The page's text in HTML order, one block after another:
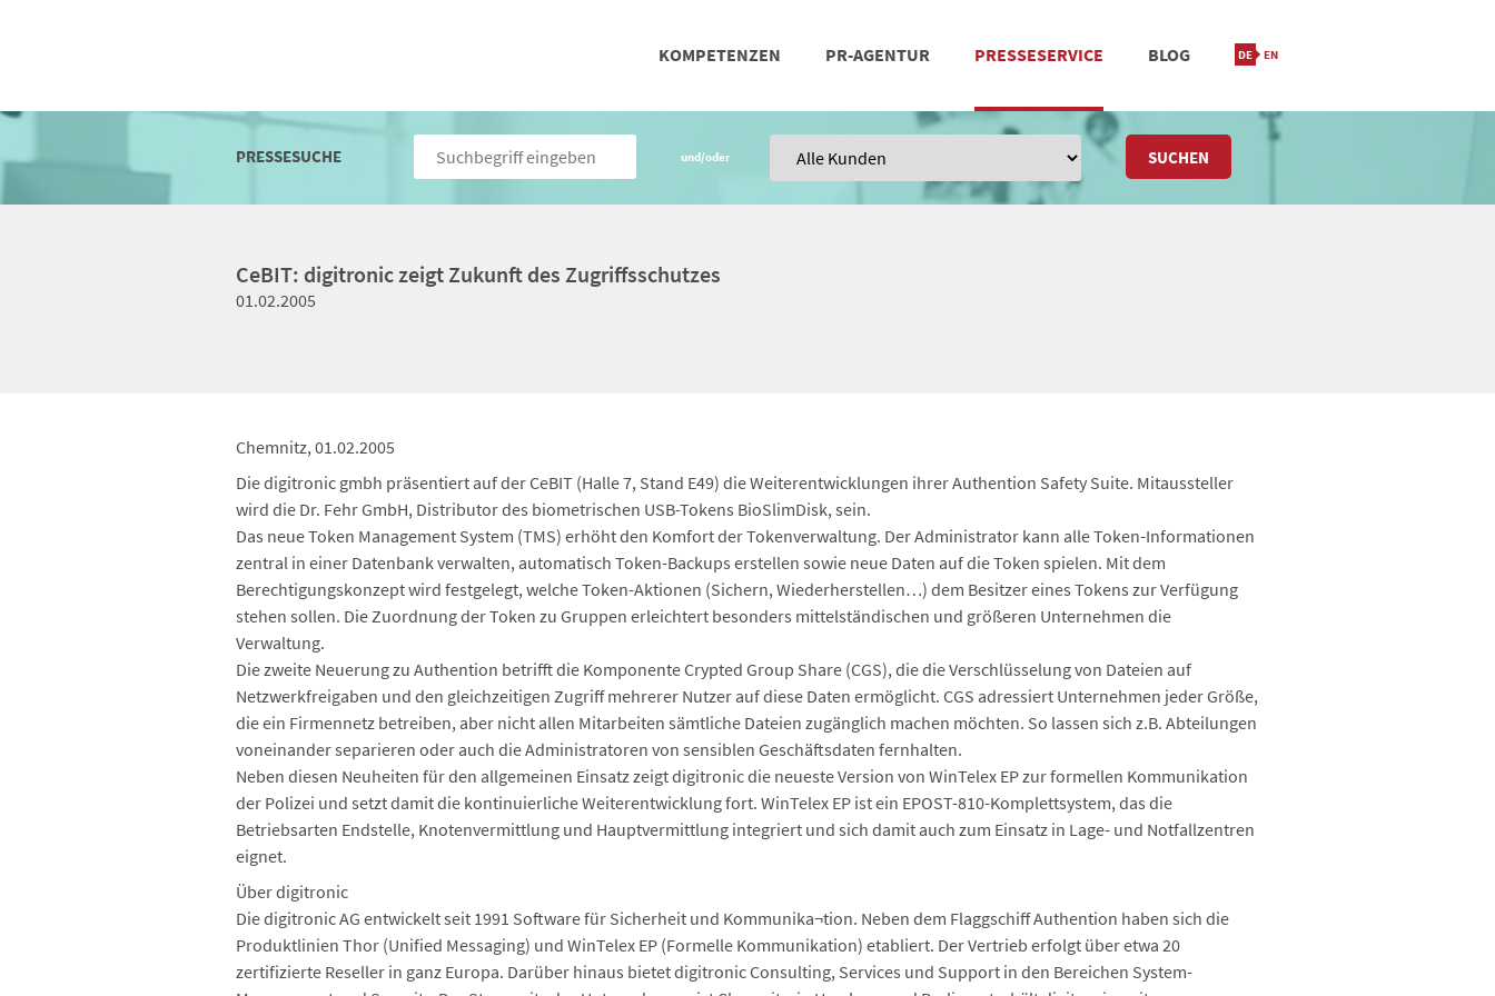
KOMPETENZEN PR-AGENTUR
STANDORT & KONTAKT
PRESSESERVICE BLOG
PRESSESUCHE und/oder SUCHEN
CeBIT: digitronic zeigt Zukunft des Zugriffsschutzes
01.02.2005
Chemnitz, 01.02.2005
Die digitronic gmbh präsentiert auf der CeBIT (Halle 7, Stand E49) die Weiterentwicklungen ihrer Authention Safety Suite. Mitaussteller
wird die Dr. Fehr GmbH, Distributor des biometrischen USB-Tokens BioSlimDisk, sein.
Das neue Token Management System (TMS) erhöht den Komfort der Tokenverwaltung. Der Administrator kann alle Token-Informationen
zentral in einer Datenbank verwalten, automatisch Token-Backups erstellen sowie neue Daten auf die Token spielen. Mit dem
Berechtigungskonzept wird festgelegt, welche Token-Aktionen (Sichern, Wiederherstellen…) dem Besitzer eines Tokens zur Verfügung
stehen sollen. Die Zuordnung der Token zu Gruppen erleichtert besonders mittelständischen und größeren Unternehmen die
Verwaltung.
Die zweite Neuerung zu Authention betrifft die Komponente Crypted Group Share (CGS), die die Verschlüsselung von Dateien auf
Netzwerkfreigaben und den gleichzeitigen Zugriff mehrerer Nutzer auf diese Daten ermöglicht. CGS adressiert Unternehmen jeder Größe,
die ein Firmennetz betreiben, aber nicht allen Mitarbeiten sämtliche Dateien zugänglich machen möchten. So lassen sich z.B. Abteilungen
voneinander separieren oder auch die Administratoren von sensiblen Geschäftsdaten fernhalten.
Neben diesen Neuheiten für den allgemeinen Einsatz zeigt digitronic die neueste Version von WinTelex EP zur formellen Kommunikation
der Polizei und setzt damit die kontinuierliche Weiterentwicklung fort. WinTelex EP ist ein EPOST-810-Komplettsystem, das die
Betriebsarten Endstelle, Knotenvermittlung und Hauptvermittlung integriert und sich damit auch zum Einsatz in Lage- und Notfallzentren
eignet.
Über digitronic
Die digitronic AG entwickelt seit 1991 Software für Sicherheit und Kommunika¬tion. Neben dem Flaggschiff Authention haben sich die
Produktlinien Thor (Unified Messaging) und WinTelex EP (Formelle Kommunikation) etabliert. Der Vertrieb erfolgt über etwa 20
zertifizierte Reseller in ganz Europa. Darüber hinaus bietet digitronic Consulting, Services und Support in den Bereichen System-